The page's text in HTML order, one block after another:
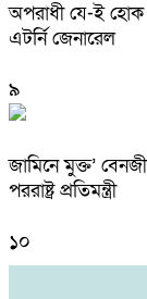
অপরাধী যে-ই
এটর্নি জেনারেল
৯
জামিনে মুক্ত’
পররাষ্ট্র প্রতিমন্ত্রী
১০